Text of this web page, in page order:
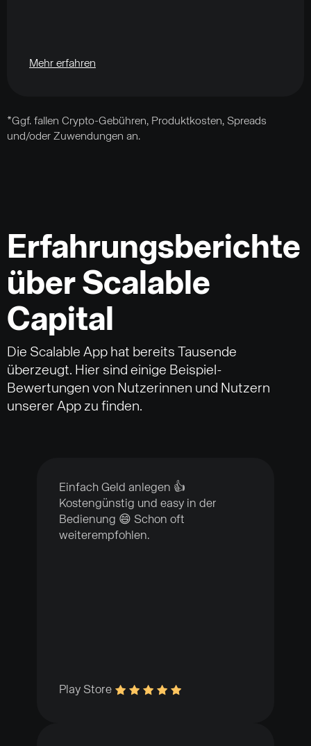
Mehr erfahren
*Ggf. fallen Crypto-Gebühren, Produktkosten, Spreads
und/oder Zuwendungen an.
Erfahrungsberichte
über Scalable
Capital
Die Scalable App hat bereits Tausende
überzeugt. Hier sind einige Beispiel-
Bewertungen von Nutzerinnen und Nutzern
unserer App zu finden.
Einfach Geld anlegen 👍
Kostengünstig und easy in der
Bedienung 😄 Schon oft
weiterempfohlen.
Play Store